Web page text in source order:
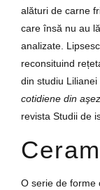
alături de carne
care însă nu au
analizate.
reconsituind
din studiu Lilianei
cotidiene din
revista Studii de
O serie de forme